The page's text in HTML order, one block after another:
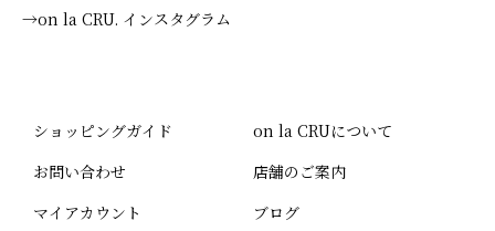
→on la CRU. インスタグラム
ショッピングガイド
お問い合わせ
マイアカウント
on la CRUについて
店舗のご案内
ブログ